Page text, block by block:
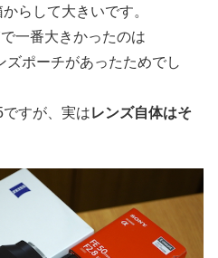
らして大きいです。
一番大きかったのは
ポーチがあったためでし
すが、実はレンズ自体はそ